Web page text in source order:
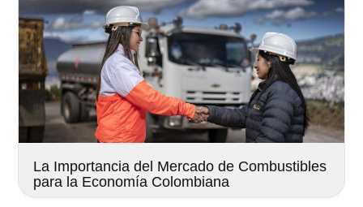
La Importancia del Mercado de Combustibles
para la Economía Colombiana